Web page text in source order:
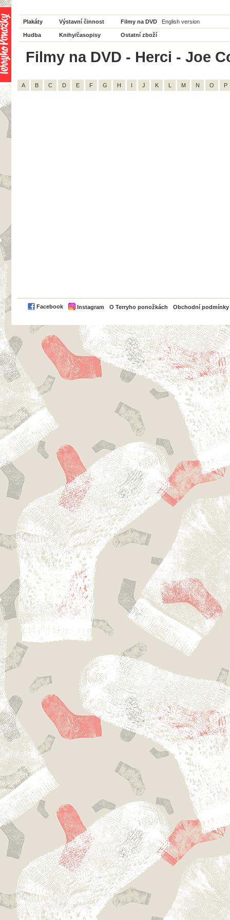
Plakáty Výstavní činnost Filmy na DVD English version
Hudba Knihy/časopisy Ostatní zboží
Filmy na DVD - Herci - Joe
A B C D E F G H I J K L M N O P
Facebook Instagram O Terryho ponožkách Obchodní podmínky
PayPal